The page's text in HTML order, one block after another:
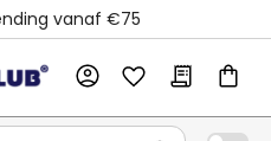
vanaf €75